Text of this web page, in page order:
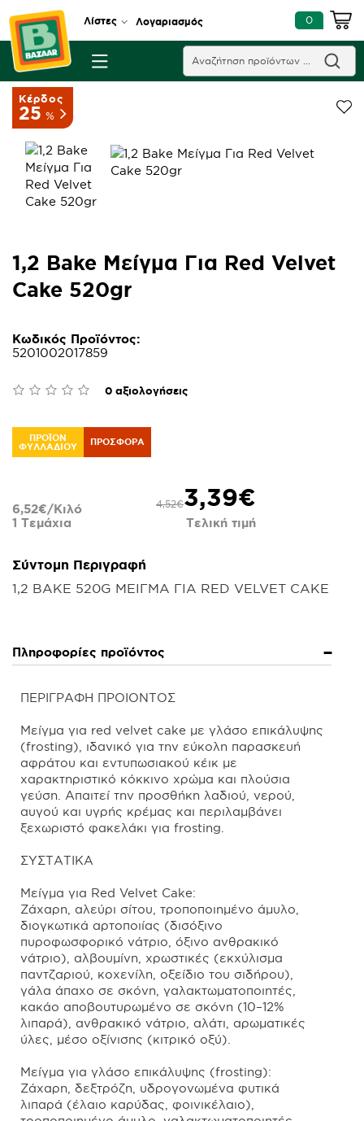
Λίστες Λογαριασμός 0
Κέρδος
25 %
1,2 Bake Μείγμα Για Red Velvet
Cake 520gr
Κωδικός Προϊόντος:
5201002017859
0 αξιολογήσεις
ΠΡΟΪΟΝ
ΦΥΛΛΑΔΙΟΥ
ΠΡΟΣΦΟΡΆ
3,39€
4,52€
Τελική τιμή
6,52€/Κιλό
1 Τεμάχια
Σύντομη Περιγραφή
1,2 BAKE 520G ΜΕΙΓΜΑ ΓΙΑ RED VELVET CAKE
Πληροφορίες προϊόντος
ΠΕΡΙΓΡΑΦΗ ΠΡΟΙΟΝΤΟΣ
Μείγμα για red velvet cake με γλάσο επικάλυψης
(frosting), ιδανικό για την εύκολη παρασκευή
αφράτου και εντυπωσιακού κέικ με
χαρακτηριστικό κόκκινο χρώμα και πλούσια
γεύση. Απαιτεί την προσθήκη λαδιού, νερού,
αυγού και υγρής κρέμας και περιλαμβάνει
ξεχωριστό φακελάκι για frosting.
ΣΥΣΤΑΤΙΚΑ
Μείγμα για Red Velvet Cake:
Ζάχαρη, αλεύρι σίτου, τροποποιημένο άμυλο,
διογκωτικά αρτοποιίας (δισόξινο
πυροφωσφορικό νάτριο, όξινο ανθρακικό
νάτριο), αλβουμίνη, χρωστικές (εκχύλισμα
παντζαριού, κοχενίλη, οξείδιο του σιδήρου),
γάλα άπαχο σε σκόνη, γαλακτωματοποιητές,
κακάο αποβουτυρωμένο σε σκόνη (10–12%
λιπαρά), ανθρακικό νάτριο, αλάτι, αρωματικές
ύλες, μέσο οξίνισης (κιτρικό οξύ).
Μείγμα για γλάσο επικάλυψης (frosting):
Ζάχαρη, δεξτρόζη, υδρογονωμένα φυτικά
λιπαρά (έλαιο καρύδας, φοινικέλαιο),